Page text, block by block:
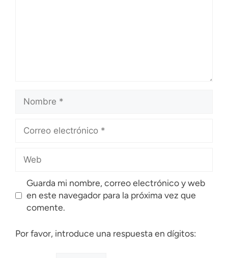
Guarda mi nombre, correo electrónico y web
en este navegador para la próxima vez que
comente.
Por favor, introduce una respuesta en dígitos: